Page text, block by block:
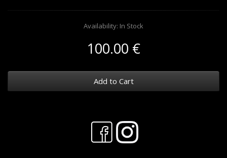
Availability: In Stock
100.00 €
Add to Cart